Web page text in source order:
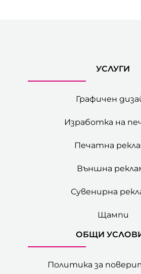
УСЛУГИ
Графичен
Изработка на
Печатна
Външна
Сувенирна
Щампи
ОБЩИ
Политика за